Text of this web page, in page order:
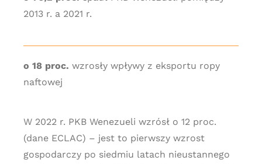
2013 r. a 2021 r.
o 18 proc. wzrosły wpływy z eksportu ropy
naftowej
W 2022 r. PKB Wenezueli wzrósł o 12 proc.
(dane ECLAC) – jest to pierwszy wzrost
gospodarczy po siedmiu latach nieustannego